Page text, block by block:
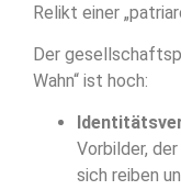
Relikt einer
Der
Wahn“ ist hoch:
Vorbilder, der
sich reiben